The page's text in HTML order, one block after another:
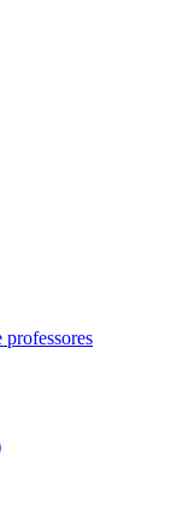
professores